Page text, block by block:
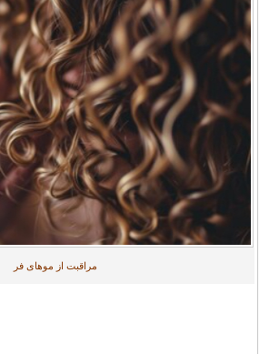
مراقبت از موهای فر